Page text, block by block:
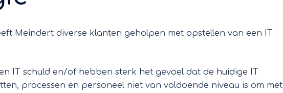
Meindert diverse klanten geholpen met opstellen van een IT
IT schuld en/of hebben sterk het gevoel dat de huidige IT
processen en personeel niet van voldoende niveau is om met